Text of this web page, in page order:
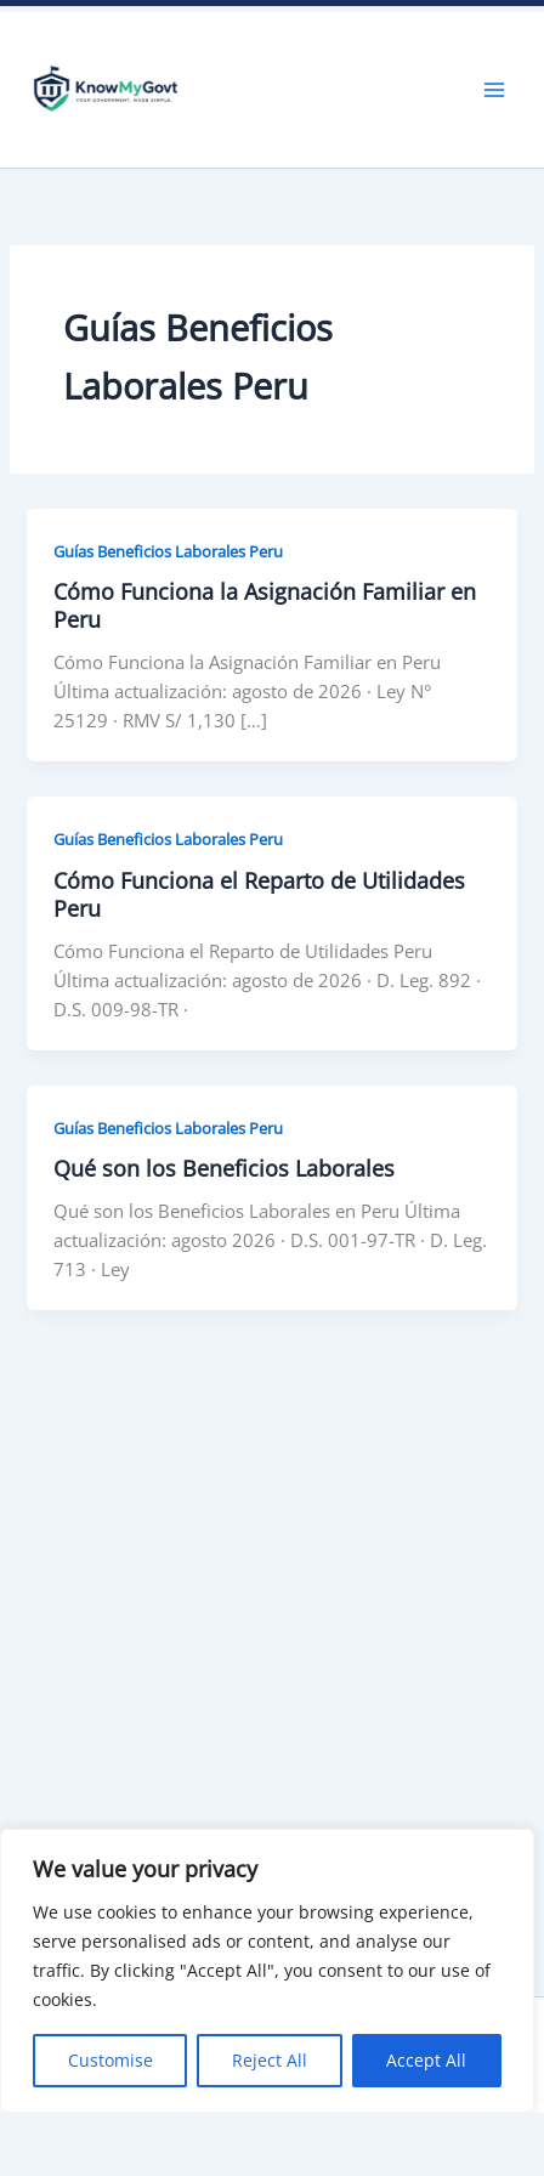
We value your privacy
We use cookies to enhance your browsing experience,
serve personalised ads or content, and analyse our
traffic. By clicking "Accept All", you consent to our use of
cookies.
Customise Reject All Accept All
content
Guías Beneficios
Laborales Peru
Guías Beneficios Laborales Peru
Cómo Funciona la Asignación Familiar en
Peru
Cómo Funciona la Asignación Familiar en Peru
Última actualización: agosto de 2026 · Ley N°
25129 · RMV S/ 1,130 […]
Guías Beneficios Laborales Peru
Cómo Funciona el Reparto de Utilidades
Peru
Cómo Funciona el Reparto de Utilidades Peru
Última actualización: agosto de 2026 · D. Leg. 892 ·
D.S. 009-98-TR ·
Guías Beneficios Laborales Peru
Qué son los Beneficios Laborales
Qué son los Beneficios Laborales en Peru Última
actualización: agosto 2026 · D.S. 001-97-TR · D. Leg.
713 · Ley
Copyright © 2026 KnowMyGovt. All rights reserved.